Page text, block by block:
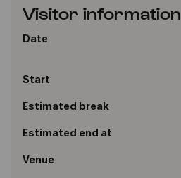
Visitor information
Date
Start
Estimated break
Estimated end at
Venue